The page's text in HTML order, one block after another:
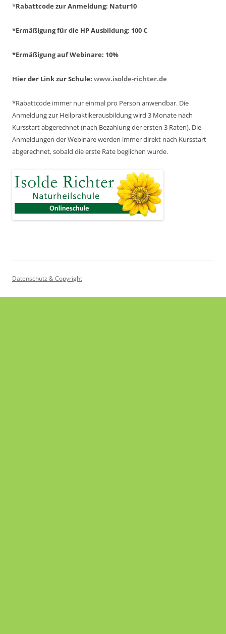
*Rabattcode zur Anmeldung: Natur10
*Ermäßigung für die HP Ausbildung: 100 €
*Ermäßigung auf Webinare: 10%
Hier der Link zur Schule: www.isolde-richter.de
*Rabattcode immer nur einmal pro Person anwendbar. Die
Anmeldung zur Heilpraktikerausbildung wird 3 Monate nach
Kursstart abgerechnet(nach Bezahlung der ersten 3 Raten). Die
Anmeldungen der Webinare werden immer direkt nach Kursstart
abgerechnet,sobald die erste Rate beglichen wurde.
Datenschutz & Copyright